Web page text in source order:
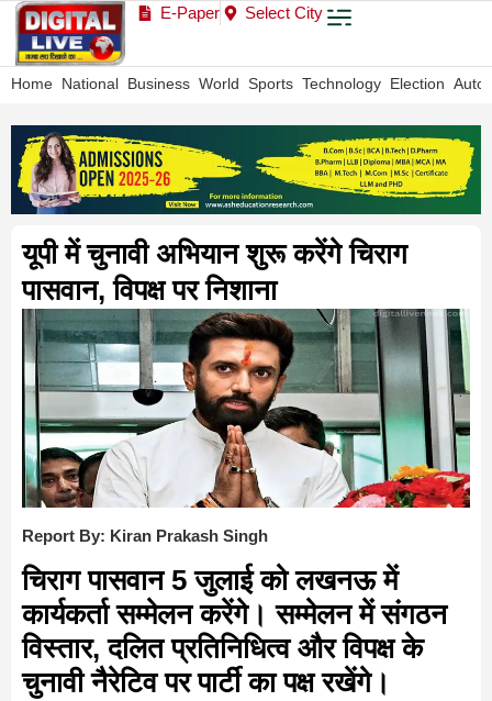
E-Paper Select City
Home National Business World Sports Technology Election Auto
यूपी में चुनावी अभियान शुरू करेंगे चिराग
पासवान, विपक्ष पर निशाना
Report By: Kiran Prakash Singh
चिराग पासवान5 जुलाई को लखनऊ में
कार्यकर्ता सम्मेलन करेंगे। सम्मेलन में संगठन
विस्तार, दलित प्रतिनिधित्व और विपक्ष के
चुनावी नैरेटिव पर पार्टी का पक्ष रखेंगे।